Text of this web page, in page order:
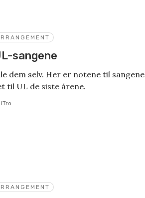
sangene
dem selv. Her er notene til sangene
til UL de siste årene.
iTro